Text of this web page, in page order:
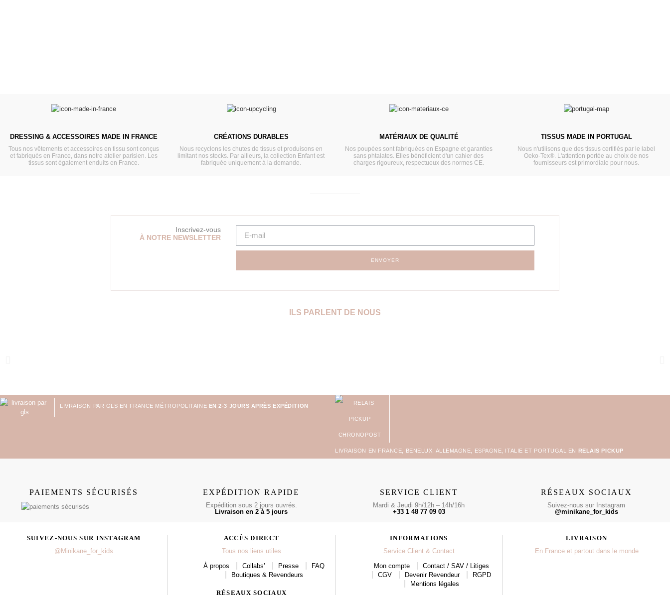
DRESSING & ACCESSOIRES MADE IN FRANCE
Tous nos vêtements et accessoires en tissu sont conçus
et fabriqués en France, dans notre atelier parisien. Les
tissus sont également enduits en France.
CRÉATIONS DURABLES
Nous recyclons les chutes de tissus et produisons en
limitant nos stocks. Par ailleurs, la collection Enfant est
fabriquée uniquement à la demande.
MATÉRIAUX DE QUALITÉ
Nos poupées sont fabriquées en Espagne et garanties
sans phtalates. Elles bénéficient d'un cahier des
charges rigoureux, respectueux des normes CE.
TISSUS MADE IN PORTUGAL
Nous n'utilisons que des tissus certifiés par le label
Oeko-Tex®. L'attention portée au choix de nos
fournisseurs est primordiale pour nous.
Inscrivez-vous
À NOTRE NEWSLETTER
ENVOYER
ILS PARLENT DE NOUS
LIVRAISON PAR GLS EN FRANCE MÉTROPOLITAINE EN 2-3 JOURS APRÈS EXPÉDITION
LIVRAISON EN FRANCE, BENELUX, ALLEMAGNE, ESPAGNE, ITALIE ET PORTUGAL EN RELAIS PICKUP
PAIEMENTS SÉCURISÉS EXPÉDITION RAPIDE
Expédition sous 2 jours ouvrés.
Livraison en 2 à 5 jours
SERVICE CLIENT
Mardi & Jeudi 9h/12h – 14h/16h
+33 1 48 77 09 03
RÉSEAUX SOCIAUX
Suivez-nous sur Instagram
@minikane_for_kids
SUIVEZ-NOUS SUR INSTAGRAM
@Minikane_for_kids
ACCÈS DIRECT
Tous nos liens utiles
À propos
Collabs’ Presse
FAQ
Boutiques & Revendeurs
RÉSEAUX SOCIAUX
INFORMATIONS
Service Client & Contact
Mon compte
Contact / SAV / Litiges
CGV
Devenir Revendeur
RGPD
Mentions légales
LIVRAISON
En France et partout dans le monde